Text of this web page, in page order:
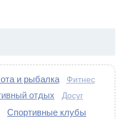
и рыбалка Фитнес
отдых Досуг
Спортивные клубы